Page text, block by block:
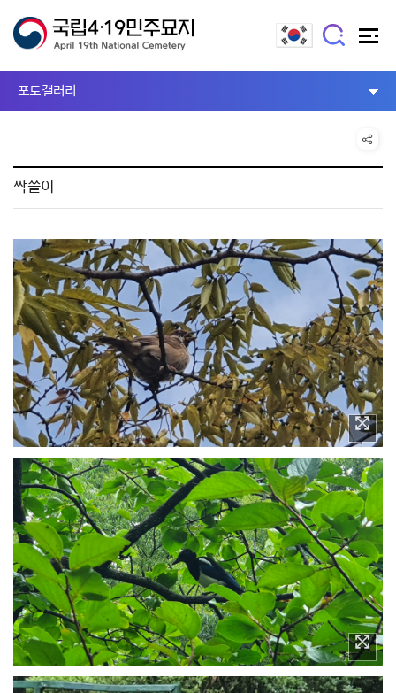
포토갤러리
싹쓸이